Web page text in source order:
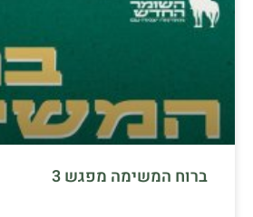
ברוח המשימה מפגש 3